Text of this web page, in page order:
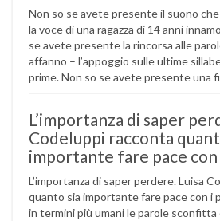
Non so se avete presente il suono
la voce di una ragazza di 14 anni
se avete presente la rincorsa alle
affanno – l’appoggio sulle ultime
prime. Non so se avete presente una
L’importanza di saper
Codeluppi racconta
importante fare pace
L’importanza di saper perdere. Luisa
quanto sia importante fare pace con i
in termini più umani le parole